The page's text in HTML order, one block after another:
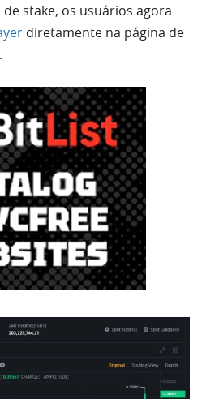
stake, os usuários agora
diretamente na página de